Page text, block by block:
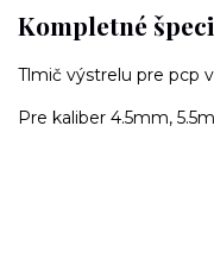
Kompletné
Tlmič výstrelu pre pcp
Pre kaliber 4.5mm,